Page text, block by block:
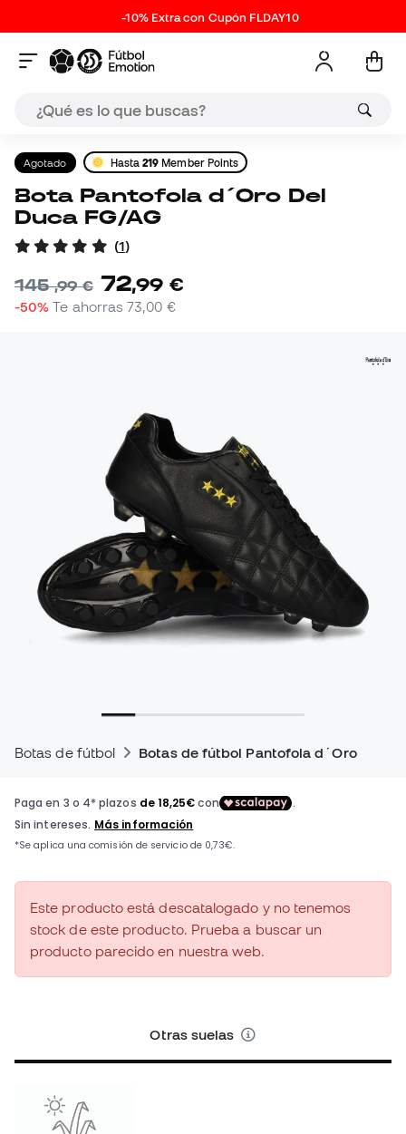
-10% Extra con Cupón FLDAY10
Agotado Hasta219 Member Points
Bota Pantofola d´Oro Del
Duca FG/AG
(1)
145,99 € 72,99 €
-50% Te ahorras73,00 €
Botas de fútbol Botas de fútbol Pantofola d´Oro
Este producto está descatalogado y no tenemos
stock de este producto. Prueba a buscar un
producto parecido en nuestra web.
Otras suelas